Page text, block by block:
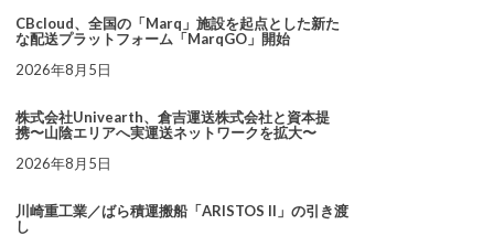
CBcloud、全国の「Marq」施設を起点とした新た
な配送プラットフォーム「MarqGO」開始
2026年8月5日
株式会社Univearth、倉吉運送株式会社と資本提
携〜山陰エリアへ実運送ネットワークを拡大〜
2026年8月5日
川崎重工業／ばら積運搬船「ARISTOS II」の引き渡
し